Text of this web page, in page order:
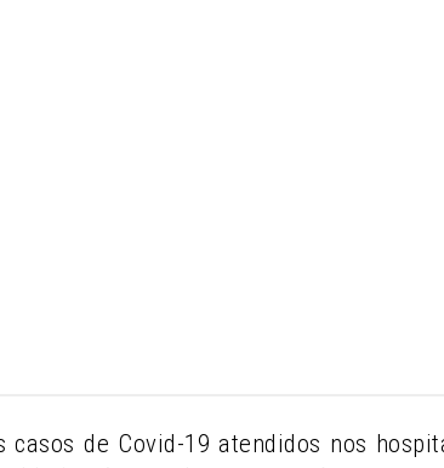
casos de Covid-19 atendidos nos